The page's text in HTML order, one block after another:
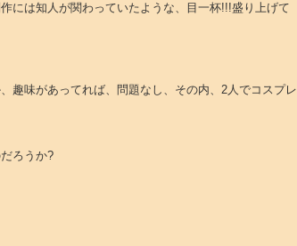
作には知人が関わっていたような、目一杯!!!盛り上げて
趣味があってれば、問題なし、その内、2人でコスプレ
ろうか?